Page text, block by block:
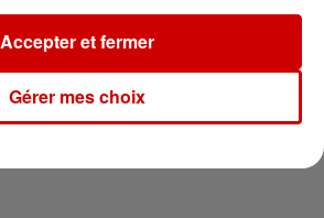
Gérer mes choix
Accepter et fermer